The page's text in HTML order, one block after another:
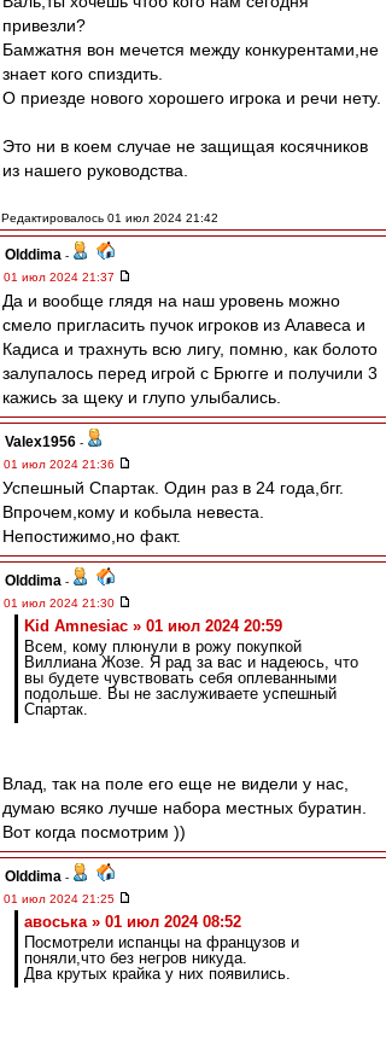
привезли?
Бамжатня вон мечется между конкурентами,не
знает кого спиздить.
О приезде нового хорошего игрока и речи нету.
Это ни в коем случае не защищая косячников
из нашего руководства.
Редактировалось 01 июл 2024 21:42
Olddima -
01 июл 2024 21:37
Да и вообще глядя на наш уровень можно
смело пригласить пучок игроков из Алавеса и
Кадиса и трахнуть всю лигу, помню, как болото
залупалось перед игрой с Брюгге и получили 3
кажись за щеку и глупо улыбались.
Valex1956 -
01 июл 2024 21:36
Успешный Спартак. Один раз в 24 года,бгг.
Впрочем,кому и кобыла невеста.
Непостижимо,но факт.
Olddima -
01 июл 2024 21:30
Kid Amnesiac » 01 июл 2024 20:59
Всем, кому плюнули в рожу покупкой
Виллиана Жозе. Я рад за вас и надеюсь, что
вы будете чувствовать себя оплеванными
подольше. Вы не заслуживаете успешный
Спартак.
Влад, так на поле его еще не видели у нас,
думаю всяко лучше набора местных буратин.
Вот когда посмотрим ))
Olddima -
01 июл 2024 21:25
авоська » 01 июл 2024 08:52
Посмотрели испанцы на французов и
поняли,что без негров никуда.
Два крутых крайка у них появились.